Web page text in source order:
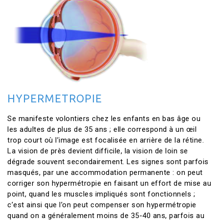
HYPERMETROPIE
Se manifeste volontiers chez les enfants en bas âge ou
les adultes de plus de 35 ans ; elle correspond à un œil
trop court où l’image est focalisée en arrière de la rétine.
La vision de près devient difficile, la vision de loin se
dégrade souvent secondairement. Les signes sont parfois
masqués, par une accommodation permanente : on peut
corriger son hypermétropie en faisant un effort de mise au
point, quand les muscles impliqués sont fonctionnels ;
c’est ainsi que l’on peut compenser son hypermétropie
quand on a généralement moins de 35-40 ans, parfois au